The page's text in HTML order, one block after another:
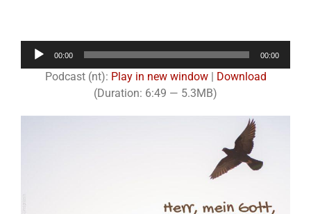
00:00 00:00
Podcast (nt): Play in new window| Download
(Duration: 6:49 — 5.3MB)